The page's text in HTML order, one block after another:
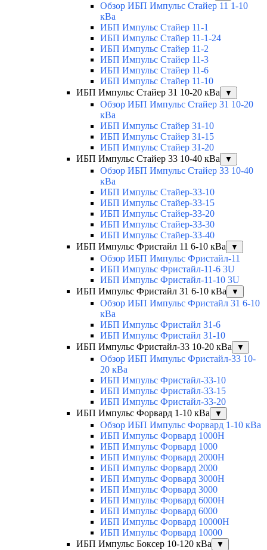
Обзор ИБП Импульс Стайер 11 1-10
кВа
ИБП Импульс Стайер 11-1
ИБП Импульс Стайер 11-1-24
ИБП Импульс Стайер 11-2
ИБП Импульс Стайер 11-3
ИБП Импульс Стайер 11-6
ИБП Импульс Стайер 11-10
ИБП Импульс Стайер 31 10-20 кВа
▼
Обзор ИБП Импульс Стайер 31 10-20
кВа
ИБП Импульс Стайер 31-10
ИБП Импульс Стайер 31-15
ИБП Импульс Стайер 31-20
ИБП Импульс Стайер 33 10-40 кВа
▼
Обзор ИБП Импульс Стайер 33 10-40
кВа
ИБП Импульс Стайер-33-10
ИБП Импульс Стайер-33-15
ИБП Импульс Стайер-33-20
ИБП Импульс Стайер-33-30
ИБП Импульс Стайер-33-40
ИБП Импульс Фристайл 11 6-10 кВа
▼
Обзор ИБП Импульс Фристайл-11
ИБП Импульс Фристайл-11-6 3U
ИБП Импульс Фристайл-11-10 3U
ИБП Импульс Фристайл 31 6-10 кВа
▼
Обзор ИБП Импульс Фристайл 31 6-10
кВа
ИБП Импульс Фристайл 31-6
ИБП Импульс Фристайл 31-10
ИБП Импульс Фристайл-33 10-20 кВа
▼
Обзор ИБП Импульс Фристайл-33 10-
20 кВа
ИБП Импульс Фристайл-33-10
ИБП Импульс Фристайл-33-15
ИБП Импульс Фристайл-33-20
ИБП Импульс Форвард 1-10 кВа
▼
Обзор ИБП Импульс Форвард 1-10 кВа
ИБП Импульс Форвард 1000H
ИБП Импульс Форвард 1000
ИБП Импульс Форвард 2000H
ИБП Импульс Форвард 2000
ИБП Импульс Форвард 3000H
ИБП Импульс Форвард 3000
ИБП Импульс Форвард 6000H
ИБП Импульс Форвард 6000
ИБП Импульс Форвард 10000H
ИБП Импульс Форвард 10000
ИБП Импульс Боксер 10-120 кВа
▼